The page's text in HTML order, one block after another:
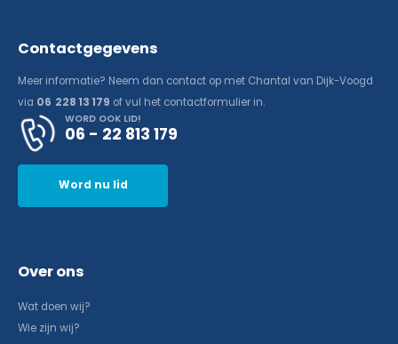
Contactgegevens
Meer informatie? Neem dan contact op met Chantal van Dijk-Voogd
via 06 228 13 179 of vul het contactformulier in.
WORD OOK LID!
06 - 22 813 179
Word nu lid
Over ons
Wat doen wij?
Wie zijn wij?